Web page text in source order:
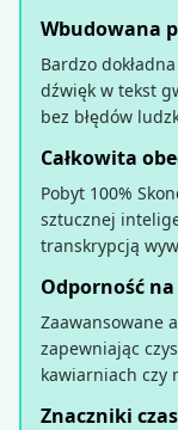
Wbudowana
Bardzo
dźwięk w tekst
bez błędów
Całkowita
Pobyt 100%
sztucznej
transkrypcją
Odporność na
Zaawansowane
zapewniając
kawiarniach czy
Znaczniki